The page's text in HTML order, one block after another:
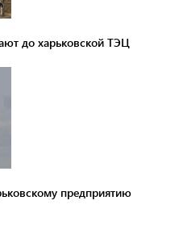
до харьковской ТЭЦ
предприятию